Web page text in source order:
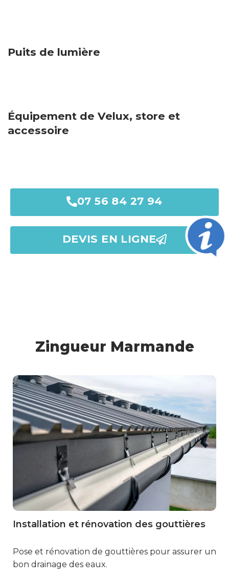
Puits de lumière
Équipement de Velux, store et
accessoire
07 56 84 27 94
DEVIS EN LIGNE
Zingueur Marmande
Installation et rénovation des gouttières
Pose et rénovation de gouttières pour assurer un
bon drainage des eaux.